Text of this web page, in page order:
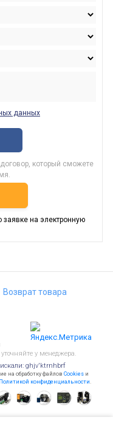
данных
который сможете
на электронную
Возврат товара
у менеджера.
ghjv'ktrnhbrf
на обработку файлов Cookies и
Политикой конфиденциальности.